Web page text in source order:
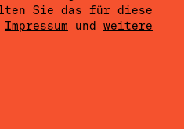
Sie das für diese
Impressum und weitere